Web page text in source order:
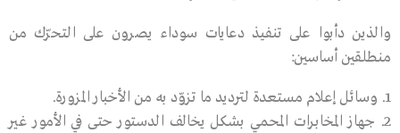
والذين دأبوا على تنفيذ دعايات سوداء يصرون على التحرّك من
منطلقين أساسين:
وسائل إعلام مستعدة لترديد ما تزوّد به من الأخبار المزورة.
جهاز المخابرات المحمي بشكل يخالف الدستور حتى في الأمور غير